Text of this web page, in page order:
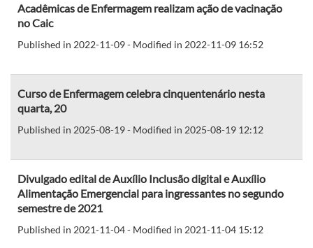
Acadêmicas de Enfermagem realizam ação de vacinação
no Caic
Published in 2022-11-09 - Modified in 2022-11-09 16:52
Curso de Enfermagem celebra cinquentenário nesta
quarta, 20
Published in 2025-08-19 - Modified in 2025-08-19 12:12
Divulgado edital de Auxílio Inclusão digital e Auxílio
Alimentação Emergencial para ingressantes no segundo
semestre de 2021
Published in 2021-11-04 - Modified in 2021-11-04 15:12